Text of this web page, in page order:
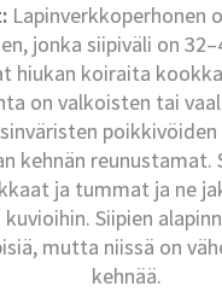
Lapinverkkoperhonen
jonka siipiväli on
hiukan koiraita
on valkoisten tai
kehnän reunustamat.
ja tummat ja ne
Siipien
mutta niissä on
kehnää.